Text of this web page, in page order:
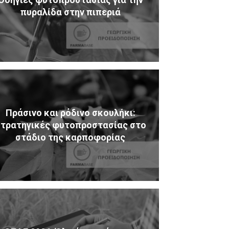
πυραλίδα στην πιπεριά
Πράσινο και ρόδινο σκουλήκι:
φυτοπροστασίας στο
στάδιο της καρποφορίας